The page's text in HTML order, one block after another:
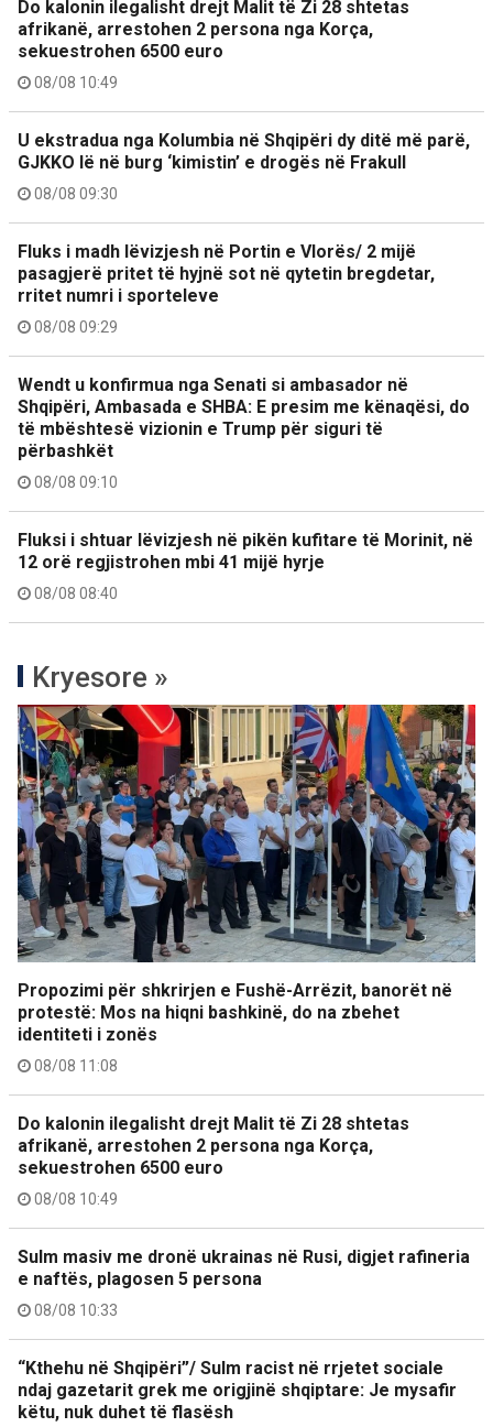
Do kalonin ilegalisht drejt Malit të Zi 28 shtetas
afrikanë, arrestohen 2 persona nga Korça,
sekuestrohen 6500 euro
08/08 10:49
U ekstradua nga Kolumbia në Shqipëri dy ditë më parë,
GJKKO lë në burg ‘kimistin’ e drogës në Frakull
08/08 09:30
Fluks i madh lëvizjesh në Portin e Vlorës/ 2 mijë
pasagjerë pritet të hyjnë sot në qytetin bregdetar,
rritet numri i sporteleve
08/08 09:29
Wendt u konfirmua nga Senati si ambasador në
Shqipëri, Ambasada e SHBA: E presim me kënaqësi, do
të mbështesë vizionin e Trump për siguri të
përbashkët
08/08 09:10
Fluksi i shtuar lëvizjesh në pikën kufitare të Morinit, në
12 orë regjistrohen mbi 41 mijë hyrje
08/08 08:40
Kryesore »
Propozimi për shkrirjen e Fushë-Arrëzit, banorët në
protestë: Mos na hiqni bashkinë, do na zbehet
identiteti i zonës
08/08 11:08
Do kalonin ilegalisht drejt Malit të Zi 28 shtetas
afrikanë, arrestohen 2 persona nga Korça,
sekuestrohen 6500 euro
08/08 10:49
Sulm masiv me dronë ukrainas në Rusi, digjet rafineria
e naftës, plagosen 5 persona
08/08 10:33
“Kthehu në Shqipëri”/ Sulm racist në rrjetet sociale
ndaj gazetarit grek me origjinë shqiptare: Je mysafir
këtu, nuk duhet të flasësh